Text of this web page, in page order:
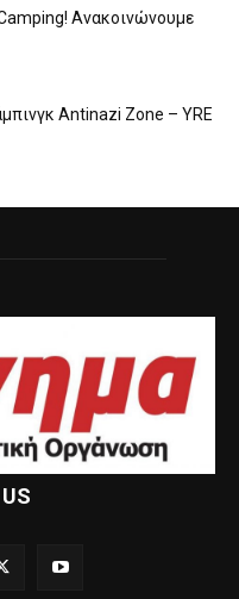
Ανακοινώνουμε
Antinazi Zone – YRE